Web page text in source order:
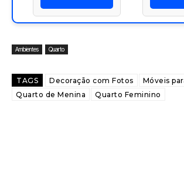
Ambientes Quarto
TAGS Decoração com Fotos
Móveis
Quarto de Menina
Quarto Feminino